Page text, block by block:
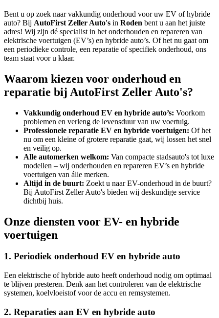
Bent u op zoek naar vakkundig onderhoud voor uw EV of hybride
auto? Bij AutoFirst Zeller Auto's in Roden bent u aan het juiste
adres! Wij zijn dé specialist in het onderhouden en repareren van
elektrische voertuigen (EV’s) en hybride auto’s. Of het nu gaat om
een periodieke controle, een reparatie of specifiek onderhoud, ons
team staat voor u klaar.
Waarom kiezen voor onderhoud en
reparatie bij AutoFirst Zeller Auto's?
Vakkundig onderhoud EV en hybride auto’s: Voorkom
problemen en verleng de levensduur van uw voertuig.
Professionele reparatie EV en hybride voertuigen: Of het
nu om een kleine of grotere reparatie gaat, wij lossen het snel
en veilig op.
Alle automerken welkom: Van compacte stadsauto's tot luxe
modellen – wij onderhouden en repareren EV’s en hybride
voertuigen van álle merken.
Altijd in de buurt: Zoekt u naar EV-onderhoud in de buurt?
Bij AutoFirst Zeller Auto's bieden wij deskundige service
dichtbij huis.
Onze diensten voor EV- en hybride
voertuigen
1. Periodiek onderhoud EV en hybride auto
Een elektrische of hybride auto heeft onderhoud nodig om optimaal
te blijven presteren. Denk aan het controleren van de elektrische
systemen, koelvloeistof voor de accu en remsystemen.
2. Reparaties aan EV en hybride auto